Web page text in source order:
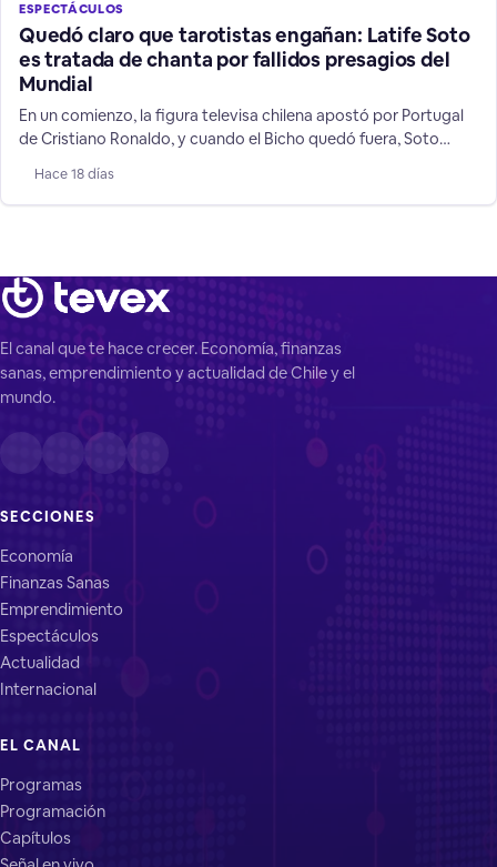
ESPECTÁCULOS
Quedó claro que tarotistas engañan: Latife Soto
es tratada de chanta por fallidos presagios del
Mundial
En un comienzo, la figura televisa chilena apostó por Portugal
de Cristiano Ronaldo, y cuando el Bicho quedó fuera, Soto
rubro de supuestos "videntes".
Hace 18 días
El canal que te hace crecer. Economía, finanzas
sanas, emprendimiento y actualidad de Chile y el
mundo.
SECCIONES
Economía
Finanzas Sanas
Emprendimiento
Espectáculos
Actualidad
Internacional
EL CANAL
Programas
Programación
Capítulos